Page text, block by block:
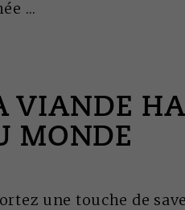
…
VIANDE
MONDE
une touche de